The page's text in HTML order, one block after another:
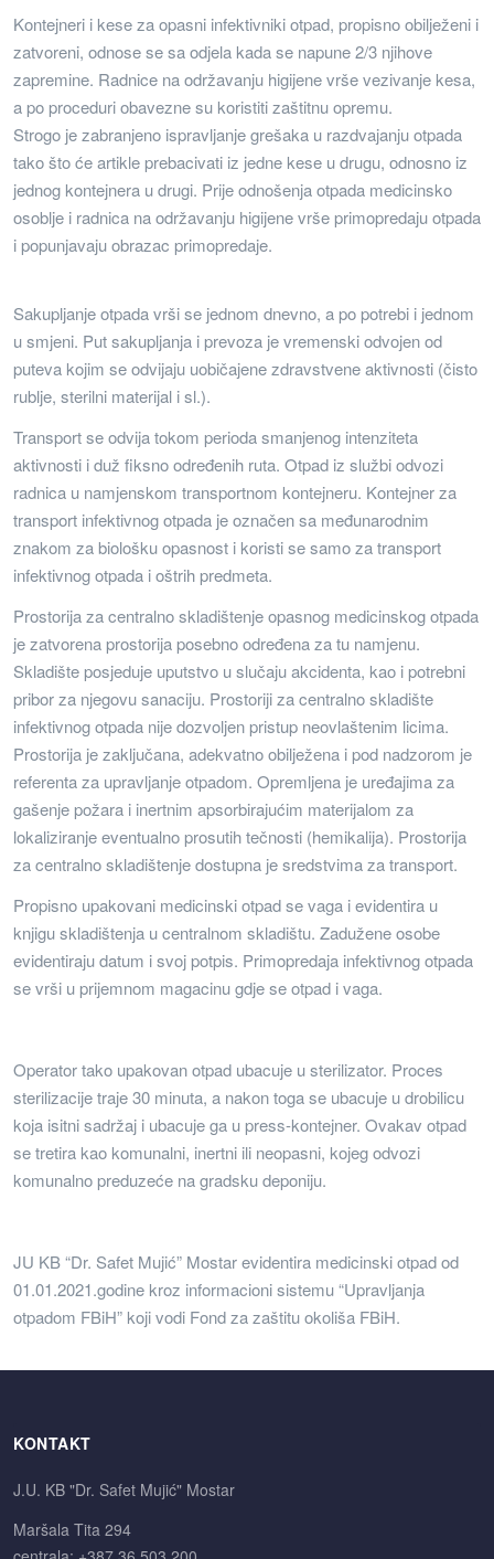
Kontejneri i kese za opasni infektivniki otpad, propisno obilježeni i
zatvoreni, odnose se sa odjela kada se napune 2/3 njihove
zapremine. Radnice na održavanju higijene vrše vezivanje kesa,
a po proceduri obavezne su koristiti zaštitnu opremu.
Strogo je zabranjeno ispravljanje grešaka u razdvajanju otpada
tako što će artikle prebacivati iz jedne kese u drugu, odnosno iz
jednog kontejnera u drugi. Prije odnošenja otpada medicinsko
osoblje i radnica na održavanju higijene vrše primopredaju otpada
i popunjavaju obrazac primopredaje.
Sakupljanje otpada vrši se jednom dnevno, a po potrebi i jednom
u smjeni. Put sakupljanja i prevoza je vremenski odvojen od
puteva kojim se odvijaju uobičajene zdravstvene aktivnosti (čisto
rublje, sterilni materijal i sl.).
Transport se odvija tokom perioda smanjenog intenziteta
aktivnosti i duž fiksno određenih ruta. Otpad iz službi odvozi
radnica u namjenskom transportnom kontejneru. Kontejner za
transport infektivnog otpada je označen sa međunarodnim
znakom za biološku opasnost i koristi se samo za transport
infektivnog otpada i oštrih predmeta.
Prostorija za centralno skladištenje opasnog medicinskog otpada
je zatvorena prostorija posebno određena za tu namjenu.
Skladište posjeduje uputstvo u slučaju akcidenta, kao i potrebni
pribor za njegovu sanaciju. Prostoriji za centralno skladište
infektivnog otpada nije dozvoljen pristup neovlaštenim licima.
Prostorija je zaključana, adekvatno obilježena i pod nadzorom je
referenta za upravljanje otpadom. Opremljena je uređajima za
gašenje požara i inertnim apsorbirajućim materijalom za
lokaliziranje eventualno prosutih tečnosti (hemikalija). Prostorija
za centralno skladištenje dostupna je sredstvima za transport.
Propisno upakovani medicinski otpad se vaga i evidentira u
knjigu skladištenja u centralnom skladištu. Zadužene osobe
evidentiraju datum i svoj potpis. Primopredaja infektivnog otpada
se vrši u prijemnom magacinu gdje se otpad i vaga.
Operator tako upakovan otpad ubacuje u sterilizator. Proces
sterilizacije traje 30 minuta, a nakon toga se ubacuje u drobilicu
koja isitni sadržaj i ubacuje ga u press-kontejner. Ovakav otpad
se tretira kao komunalni, inertni ili neopasni, kojeg odvozi
komunalno preduzeće na gradsku deponiju.
JU KB “Dr. Safet Mujić” Mostar evidentira medicinski otpad od
01.01.2021.godine kroz informacioni sistemu “Upravljanja
otpadom FBiH” koji vodi Fond za zaštitu okoliša FBiH.
KONTAKT
J.U. KB "Dr. Safet Mujić" Mostar
Maršala Tita 294